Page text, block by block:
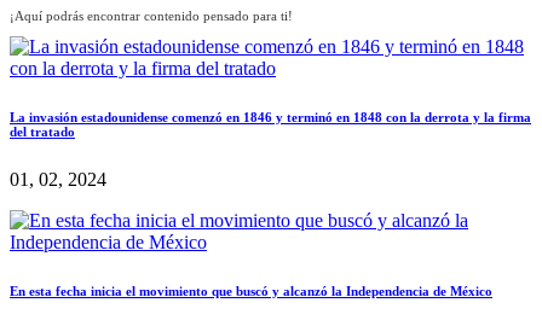
¡Aquí podrás encontrar contenido pensado para ti!
La invasión estadounidense comenzó en 1846 y terminó en 1848 con la derrota y la firma
del tratado
01, 02, 2024
En esta fecha inicia el movimiento que buscó y alcanzó la Independencia de México